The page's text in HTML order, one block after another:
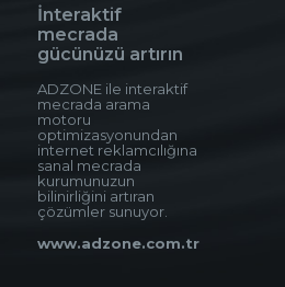
İnteraktif
mecrada
gücünüzü artırın
ADZONE ile interaktif
mecrada arama
motoru
optimizasyonundan
internet reklamcılığına
sanal mecrada
kurumunuzun
bilinirliğini artıran
çözümler sunuyor.
www.adzone.com.tr